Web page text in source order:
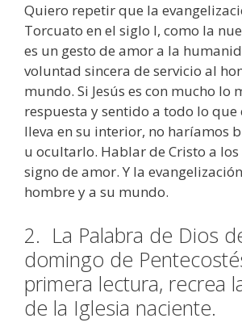
Quiero repetir que la
Torcuato en el siglo I, como la
es un gesto de amor a la
voluntad sincera de servicio al
mundo. Si Jesús es con mucho lo
respuesta y sentido a todo lo que
lleva en su interior, no haríamos
u ocultarlo. Hablar de Cristo a los
signo de amor. Y la
hombre y a su mundo.
2. La Palabra de Dios
domingo de
primera lectura, recrea
de la Iglesia naciente.